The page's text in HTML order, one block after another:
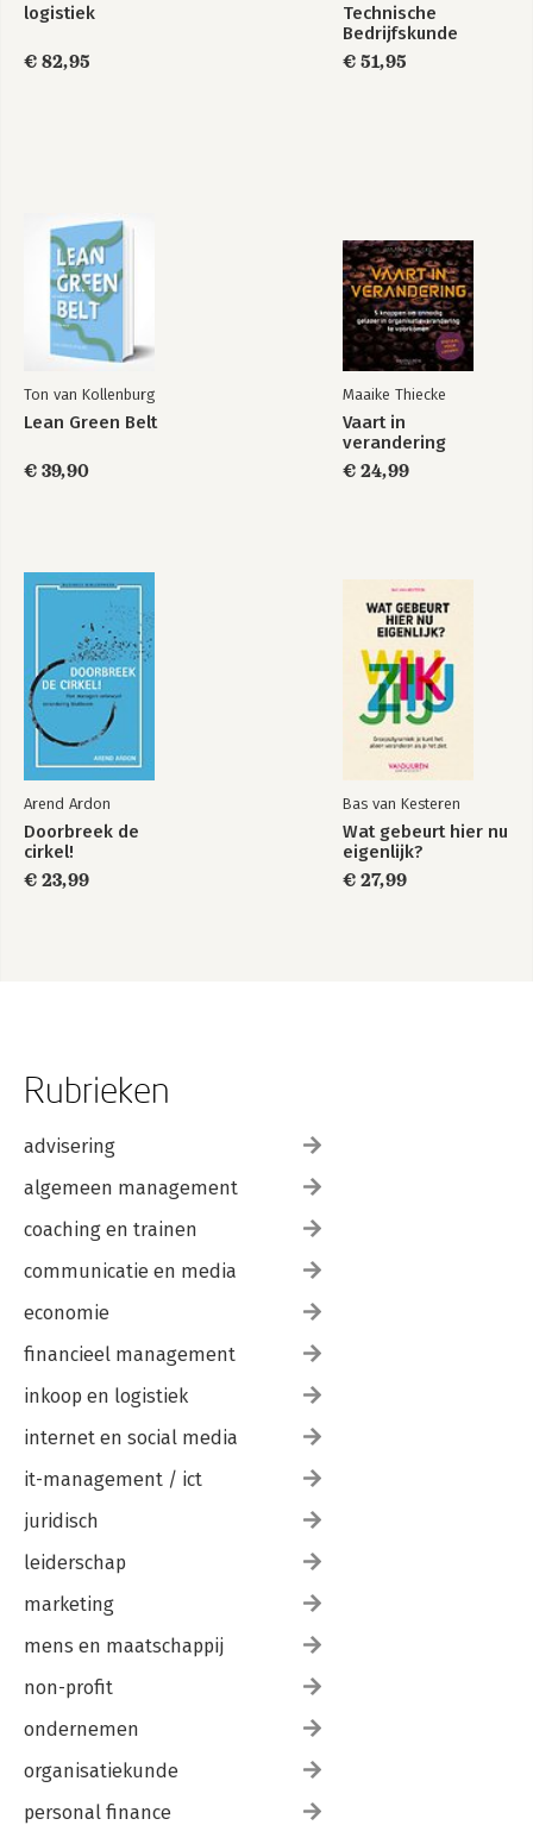
logistiek
€ 82,95
Technische
Bedrijfskunde
€ 51,95
Ton van Kollenburg
Lean Green Belt
€ 39,90
Maaike Thiecke
Vaart in
verandering
€ 24,99
Arend Ardon
Doorbreek de
cirkel!
€ 23,99
Bas van Kesteren
Wat gebeurt hier nu
eigenlijk?
€ 27,99
Rubrieken
advisering
algemeen management
coaching en trainen
communicatie en media
economie
financieel management
inkoop en logistiek
internet en social media
it-management / ict
juridisch
leiderschap
marketing
mens en maatschappij
non-profit
ondernemen
organisatiekunde
personal finance